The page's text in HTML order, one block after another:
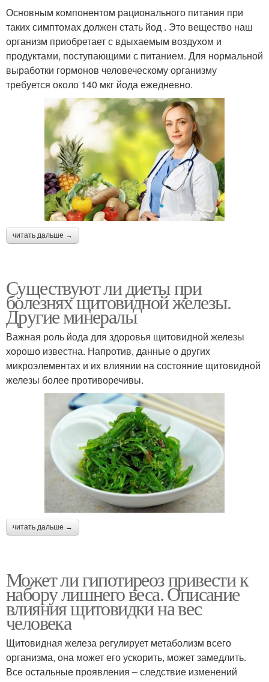
Основным компонентом рационального питания при
таких симптомах должен стать йод . Это вещество наш
организм приобретает с вдыхаемым воздухом и
продуктами, поступающими с питанием. Для нормальной
выработки гормонов человеческому организму
требуется около 140 мкг йода ежедневно.
читать дальше →
Существуют ли диеты при
болезнях щитовидной железы.
Другие минералы
Важная роль йода для здоровья щитовидной железы
хорошо известна. Напротив, данные о других
микроэлементах и их влиянии на состояние щитовидной
железы более противоречивы.
читать дальше →
Может ли гипотиреоз привести к
набору лишнего веса. Описание
влияния щитовидки на вес
человека
Щитовидная железа регулирует метаболизм всего
организма, она может его ускорить, может замедлить.
Все остальные проявления – следствие изменений